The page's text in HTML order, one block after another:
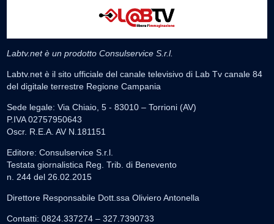
Labtv.net è un prodotto Consulservice S.r.l.
Labtv.net è il sito ufficiale del canale televisivo di Lab Tv canale 84
del digitale terrestre Regione Campania
Sede legale: Via Chiaio, 5 - 83010 – Torrioni (AV)
P.IVA 02757950643
Oscr. R.E.A. AV N.181151
Editore: Consulservice S.r.l.
Testata giornalistica Reg. Trib. di Benevento
n. 244 del 26.02.2015
Direttore Responsabile Dott.ssa Oliviero Antonella
Contatti: 0824.337274 – 327.7390733